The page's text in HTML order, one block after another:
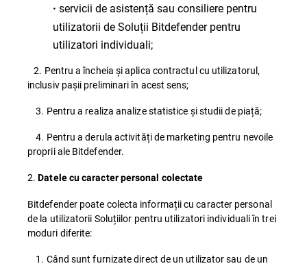
· servicii de asistență sau consiliere pentru
utilizatorii de Soluții Bitdefender pentru
utilizatori individuali;
2. Pentru a încheia și aplica contractul cu utilizatorul,
inclusiv pașii preliminari în acest sens;
3. Pentru a realiza analize statistice și studii de piață;
4. Pentru a derula activități de marketing pentru nevoile
proprii ale Bitdefender.
2.Datele cu caracter personal colectate
Bitdefender poate colecta informații cu caracter personal
de la utilizatorii Soluțiilor pentru utilizatori individuali în trei
moduri diferite:
1. Când sunt furnizate direct de un utilizator sau de un